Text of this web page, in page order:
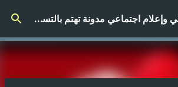
إلى المحتوى الرئيسي تسويق إلكتروني وإعلام اجتماعي مدونة تهتم بالتسويق الرقمي